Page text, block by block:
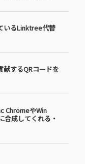
いるLinktree代替
するQRコードを
ChromeやWin
合成してくれる・